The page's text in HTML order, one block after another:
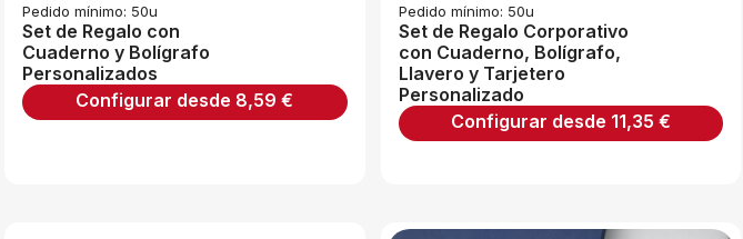
Pedido mínimo: 50u
Set de Regalo con
Cuaderno y Bolígrafo
Personalizados
Configurar desde 8,59€
Pedido mínimo: 50u
Set de Regalo Corporativo
con Cuaderno, Bolígrafo,
Llavero y Tarjetero
Personalizado
Configurar desde 11,35 €